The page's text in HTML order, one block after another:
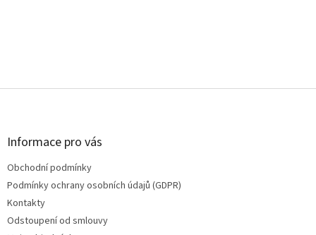
Z
Informace pro vás
Obchodní podmínky
Podmínky ochrany osobních údajů (GDPR)
Kontakty
Odstoupení od smlouvy